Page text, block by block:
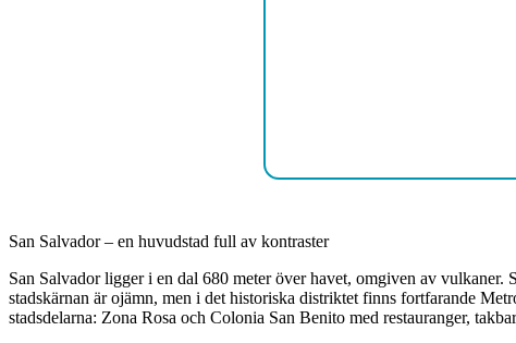
San Salvador – en huvudstad full av kontraster
San Salvador ligger i en dal 680 meter över havet, omgiven av
stadskärnan är ojämn, men i det historiska distriktet finns fortfarande
stadsdelarna: Zona Rosa och Colonia San Benito med restauranger,